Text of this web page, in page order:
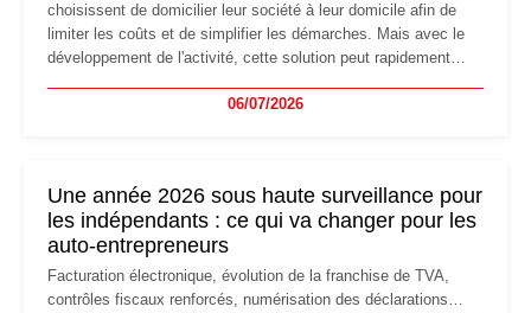
choisissent de domicilier leur société à leur domicile afin de
limiter les coûts et de simplifier les démarches. Mais avec le
développement de l'activité, cette solution peut rapidement
professionnels, recrutement, image de marque… Le
06/07/2026
Une année 2026 sous haute surveillance pour
les indépendants : ce qui va changer pour les
auto-entrepreneurs
Facturation électronique, évolution de la franchise de TVA,
contrôles fiscaux renforcés, numérisation des déclarations…